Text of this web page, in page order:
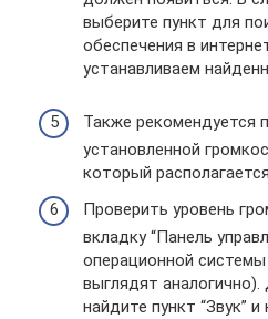
выберите пункт для
обеспечения в
устанавливаем
Также рекомендуется
установленной
который
Проверить уровень
вкладку “Панель
операционной
выглядят аналогично).
найдите пункт “Звук”